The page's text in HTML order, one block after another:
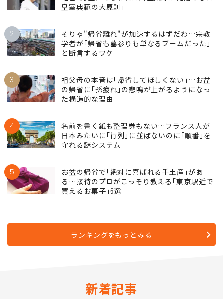
皇室典範の大原則｣
2
そりゃ"帰省離れ"が加速するはずだわ…宗教
学者が｢帰省も墓参りも単なるブームだった｣
と断言するワケ
3
祖父母の本音は｢帰省してほしくない｣…お盆
の帰省に｢孫疲れ｣の悲鳴が上がるようになっ
た構造的な理由
4
名前を書く紙も整理券もない…フランス人が
日本みたいに｢行列｣に並ばないのに｢順番｣を
守れる謎システム
5
お盆の帰省で｢絶対に喜ばれる手土産｣があ
る…接待のプロがこっそり教える｢東京駅近で
買えるお菓子｣6選
ランキングをもっとみる
新着記事